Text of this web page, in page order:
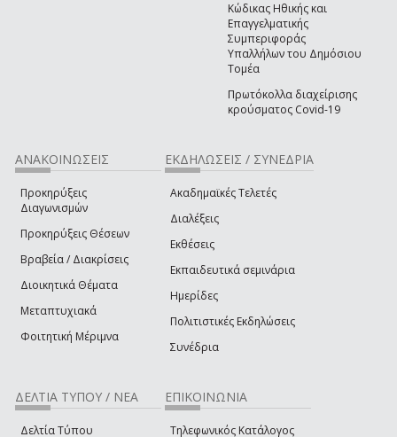
Κώδικας Ηθικής και
Επαγγελματικής
Συμπεριφοράς
Υπαλλήλων του Δημόσιου
Τομέα
Πρωτόκολλα διαχείρισης
κρούσματος Covid-19
ΑΝΑΚΟΙΝΩΣΕΙΣ
Προκηρύξεις
Διαγωνισμών
Προκηρύξεις Θέσεων
Βραβεία / Διακρίσεις
Διοικητικά Θέματα
Μεταπτυχιακά
Φοιτητική Μέριμνα
ΕΚΔΗΛΩΣΕΙΣ / ΣΥΝΕΔΡΙΑ
Ακαδημαϊκές Τελετές
Διαλέξεις
Εκθέσεις
Εκπαιδευτικά σεμινάρια
Ημερίδες
Πολιτιστικές Εκδηλώσεις
Συνέδρια
ΔΕΛΤΙΑ ΤΥΠΟΥ / ΝΕΑ
Δελτία Τύπου
ΕΠΙΚΟΙΝΩΝΙΑ
Τηλεφωνικός Κατάλογος